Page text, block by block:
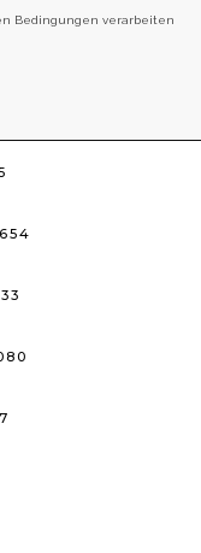
Bedingungen verarbeiten